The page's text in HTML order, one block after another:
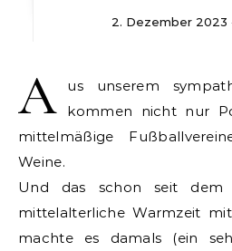
2. Dezember 2023
A
us unserem
kommen nicht nur
mittelmäßige
Weine.
Und das schon seit dem
mittelalterliche Warmzeit
machte es damals (ein